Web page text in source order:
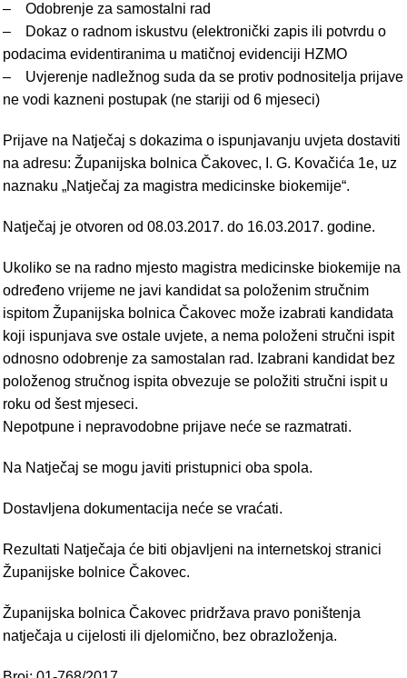
– Odobrenje za samostalni rad
– Dokaz o radnom iskustvu (elektronički zapis ili potvrdu o
podacima evidentiranima u matičnoj evidenciji HZMO
– Uvjerenje nadležnog suda da se protiv podnositelja prijave
ne vodi kazneni postupak (ne stariji od 6 mjeseci)
Prijave na Natječaj s dokazima o ispunjavanju uvjeta dostaviti
na adresu: Županijska bolnica Čakovec, I. G. Kovačića 1e, uz
naznaku „Natječaj za magistra medicinske biokemije“.
Natječaj je otvoren od 08.03.2017. do 16.03.2017. godine.
Ukoliko se na radno mjesto magistra medicinske biokemije na
određeno vrijeme ne javi kandidat sa položenim stručnim
ispitom Županijska bolnica Čakovec može izabrati kandidata
koji ispunjava sve ostale uvjete, a nema položeni stručni ispit
odnosno odobrenje za samostalan rad. Izabrani kandidat bez
položenog stručnog ispita obvezuje se položiti stručni ispit u
roku od šest mjeseci.
Nepotpune i nepravodobne prijave neće se razmatrati.
Na Natječaj se mogu javiti pristupnici oba spola.
Dostavljena dokumentacija neće se vraćati.
Rezultati Natječaja će biti objavljeni na internetskoj stranici
Županijske bolnice Čakovec.
Županijska bolnica Čakovec pridržava pravo poništenja
natječaja u cijelosti ili djelomično, bez obrazloženja.